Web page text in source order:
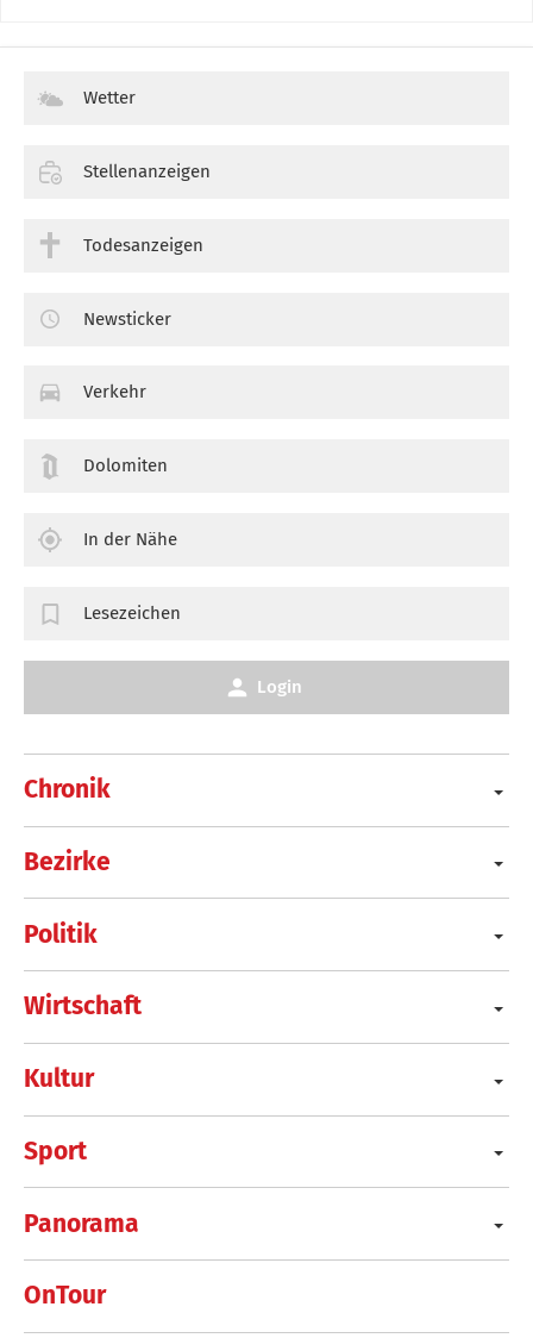
Chronik
Bezirke
Politik
Wirtschaft
Kultur
Sport
Panorama
OnTour
Wetter
Stellenanzeigen
Todesanzeigen
Newsticker
Verkehr
Dolomiten
In der Nähe
Lesezeichen
Login